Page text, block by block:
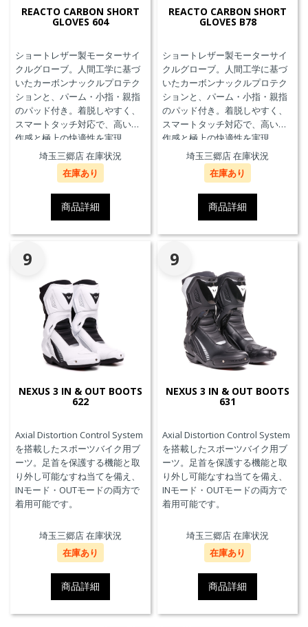
REACTO CARBON SHORT
GLOVES 604
ショートレザー製モーターサイ
クルグローブ。人間工学に基づ
いたカーボンナックルプロテク
ションと、パーム・小指・親指
のパッド付き。着脱しやすく、
スマートタッチ対応で、高い操
作感と極上の快適性を実現。
埼玉三郷店 在庫状況
在庫あり
商品詳細
REACTO CARBON SHORT
GLOVES B78
ショートレザー製モーターサイ
クルグローブ。人間工学に基づ
いたカーボンナックルプロテク
ションと、パーム・小指・親指
のパッド付き。着脱しやすく、
スマートタッチ対応で、高い操
作感と極上の快適性を実現。
埼玉三郷店 在庫状況
在庫あり
商品詳細
9
NEXUS 3 IN & OUT BOOTS
622
Axial Distortion Control System
を搭載したスポーツバイク用ブ
ーツ。足首を保護する機能と取
り外し可能なすね当てを備え、
INモード・OUTモードの両方で
着用可能です。
埼玉三郷店 在庫状況
在庫あり
商品詳細
9
NEXUS 3 IN & OUT BOOTS
631
Axial Distortion Control System
を搭載したスポーツバイク用ブ
ーツ。足首を保護する機能と取
り外し可能なすね当てを備え、
INモード・OUTモードの両方で
着用可能です。
埼玉三郷店 在庫状況
在庫あり
商品詳細